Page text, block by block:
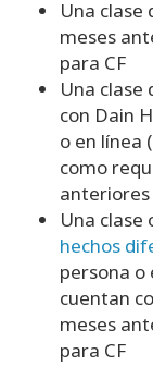
Una clase
meses
para CF
Una clase
con Dain
o en línea
como
Una clase
hechos
persona o
cuentan
meses
para CF